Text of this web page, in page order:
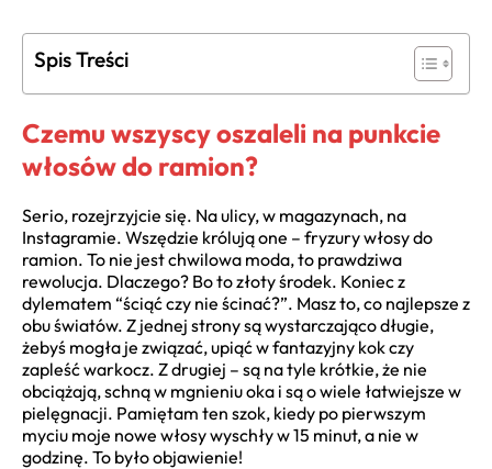
Spis Treści
Czemu wszyscy oszaleli na punkcie
włosów do ramion?
Serio, rozejrzyjcie się. Na ulicy, w magazynach, na
Instagramie. Wszędzie królują one – fryzury włosy do
ramion. To nie jest chwilowa moda, to prawdziwa
rewolucja. Dlaczego? Bo to złoty środek. Koniec z
dylematem “ściąć czy nie ścinać?”. Masz to, co najlepsze z
obu światów. Z jednej strony są wystarczająco długie,
żebyś mogła je związać, upiąć w fantazyjny kok czy
zapleść warkocz. Z drugiej – są na tyle krótkie, że nie
obciążają, schną w mgnieniu oka i są o wiele łatwiejsze w
pielęgnacji. Pamiętam ten szok, kiedy po pierwszym
myciu moje nowe włosy wyschły w 15 minut, a nie w
godzinę. To było objawienie!